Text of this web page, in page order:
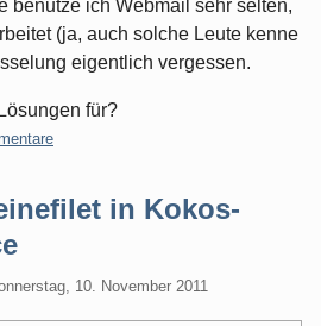
benutze ich Webmail sehr selten,
(ja, auch solche Leute kenne
eigentlich vergessen.
für?
in Kokos-
10. November 2011